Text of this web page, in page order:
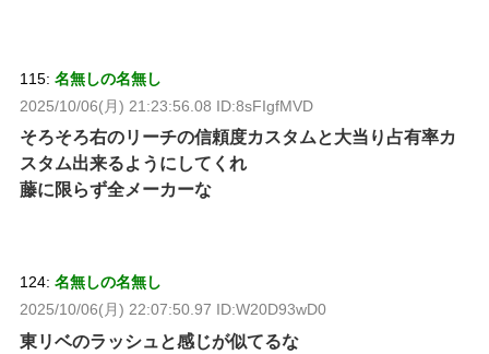
115: 名無しの名無し
2025/10/06(月) 21:23:56.08 ID:8sFIgfMVD
そろそろ右のリーチの信頼度カスタムと大当り占有率カ
スタム出来るようにしてくれ
藤に限らず全メーカーな
124: 名無しの名無し
2025/10/06(月) 22:07:50.97 ID:W20D93wD0
東リベのラッシュと感じが似てるな